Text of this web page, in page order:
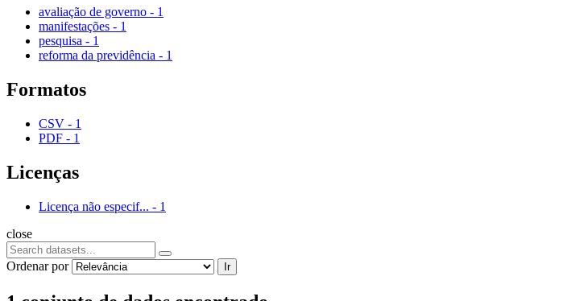
avaliação de governo - 1
manifestações - 1
pesquisa - 1
reforma da previdência - 1
Formatos
CSV - 1
PDF - 1
Licenças
Licença não especif... - 1
close
Ordenar por Ir